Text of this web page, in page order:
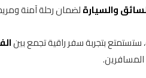
والسيارةلضمان رحلة آمنة
، ستستمتع بتجربة سفر راقية تجمع بين
المسافرين.